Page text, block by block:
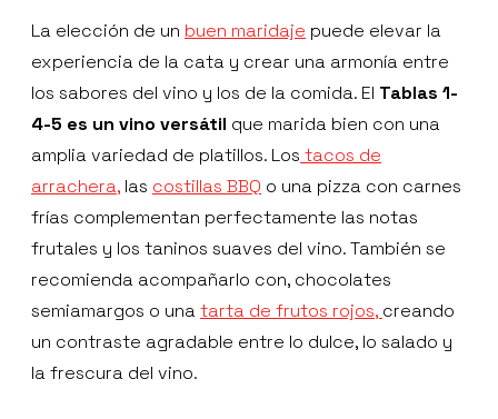
La elección de un buen maridaje puede elevar la
experiencia de la cata y crear una armonía entre
los sabores del vino y los de la comida. El Tablas 1-
4-5 es un vino versátil que marida bien con una
amplia variedad de platillos. Los tacos de
arrachera, las costillas BBQ o una pizza con carnes
frías complementan perfectamente las notas
frutales y los taninos suaves del vino. También se
recomienda acompañarlo con, chocolates
semiamargos o unatarta de frutos rojos, creando
un contraste agradable entre lo dulce, lo salado y
la frescura del vino.